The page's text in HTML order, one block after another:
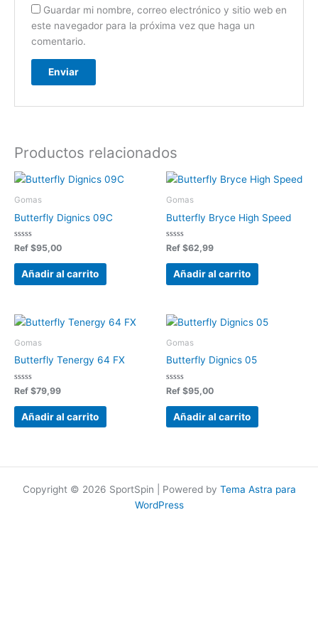
Guardar mi nombre, correo electrónico y sitio web en
este navegador para la próxima vez que haga un
comentario.
Productos relacionados
Gomas
Butterfly Dignics 09C
Valorado
en
0
Ref $95,00
Añadir al carrito
Gomas
Butterfly Bryce High Speed
Valorado
en
0
Ref $62,99
Añadir al carrito
Gomas
Butterfly Tenergy 64 FX
Valorado
en
0
Ref $79,99
Añadir al carrito
Gomas
Butterfly Dignics 05
Valorado
en
0
Ref $95,00
Añadir al carrito
Copyright © 2026 SportSpin | Powered by Tema Astra para
WordPress